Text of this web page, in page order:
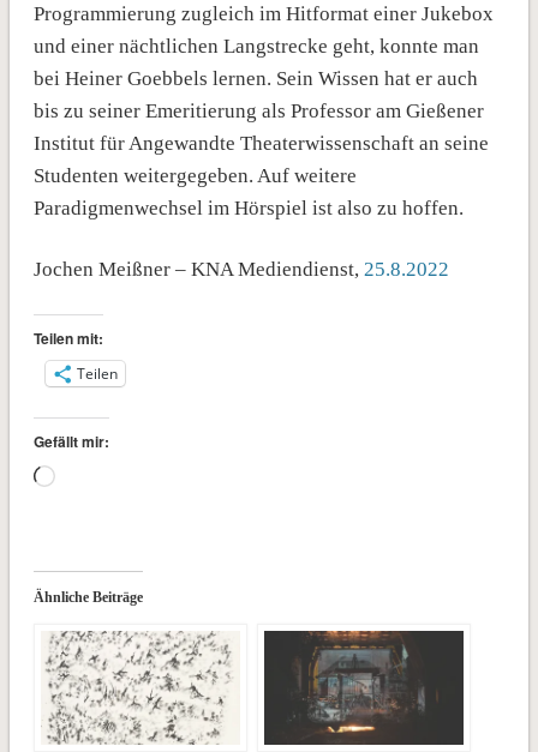
Programmierung zugleich im Hitformat einer Jukebox
und einer nächtlichen Langstrecke geht, konnte man
bei Heiner Goebbels lernen. Sein Wissen hat er auch
bis zu seiner Emeritierung als Professor am Gießener
Institut für Angewandte Theaterwissenschaft an seine
Studenten weitergegeben. Auf weitere
Paradigmenwechsel im Hörspiel ist also zu hoffen.
Jochen Meißner – KNA Mediendienst, 25.8.2022
Teilen mit:
Teilen
Gefällt mir:
Wird
Ähnliche Beiträge